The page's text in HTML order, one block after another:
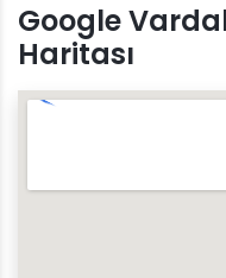
Google
Haritası